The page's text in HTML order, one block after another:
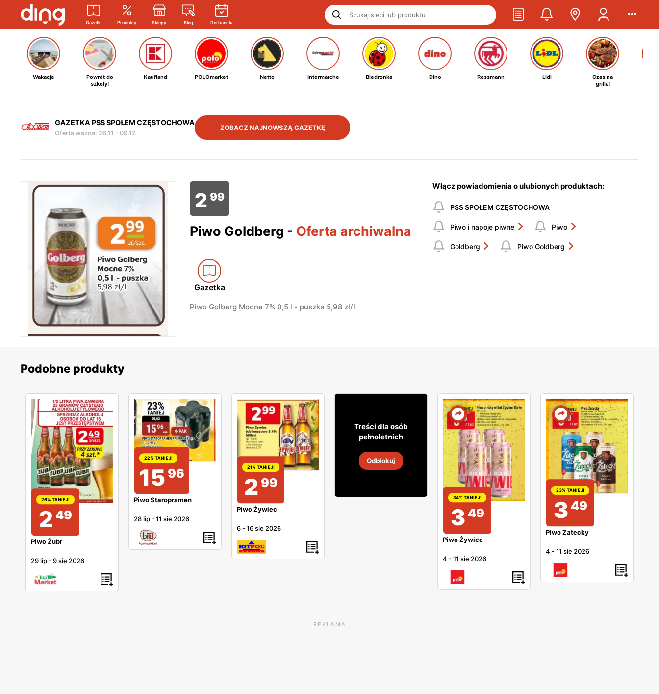
Gazetki Produkty Sklepy Blog Dni handlu
Wakacje
Powrót do
szkoły!
Kaufland POLOmarket Netto Intermarche Biedronka Dino Rossmann Lidl
Czas na
grilla!
GAZETKA PSS SPOŁEM CZĘSTOCHOWA
Oferta ważna: 26.11 - 09.12
ZOBACZ NAJNOWSZĄ GAZETKĘ
2 99
Piwo Goldberg - Oferta archiwalna
Gazetka
Piwo Golberg Mocne 7% 0,5 l - puszka 5,98 zł/l
Włącz powiadomienia o ulubionych produktach:
PSS SPOŁEM CZĘSTOCHOWA
Piwo i napoje piwne Piwo
Goldberg Piwo Goldberg
Podobne produkty
26% TANIEJ!
2 49
Piwo Żubr
29 lip -9 sie 2026
22% TANIEJ!
15 96
Piwo Staropramen
28 lip -11 sie 2026
21% TANIEJ!
2 99
Piwo Żywiec
6 -16 sie 2026
29
-12 sie 2026
Treści dla osób
pełnoletnich
Odblokuj
34% TANIEJ!
3 49
Piwo Żywiec
4 -11 sie 2026
23% TANIEJ!
3 49
Piwo Zatecky
4 -11 sie 2026
REKLAMA